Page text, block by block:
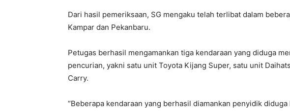
Dari hasil pemeriksaan, SG mengaku telah terlibat dalam
Kampar dan Pekanbaru.
Petugas berhasil mengamankan tiga kendaraan yang diduga
pencurian, yakni satu unit Toyota Kijang Super, satu unit
Carry.
“Beberapa kendaraan yang berhasil diamankan penyidik